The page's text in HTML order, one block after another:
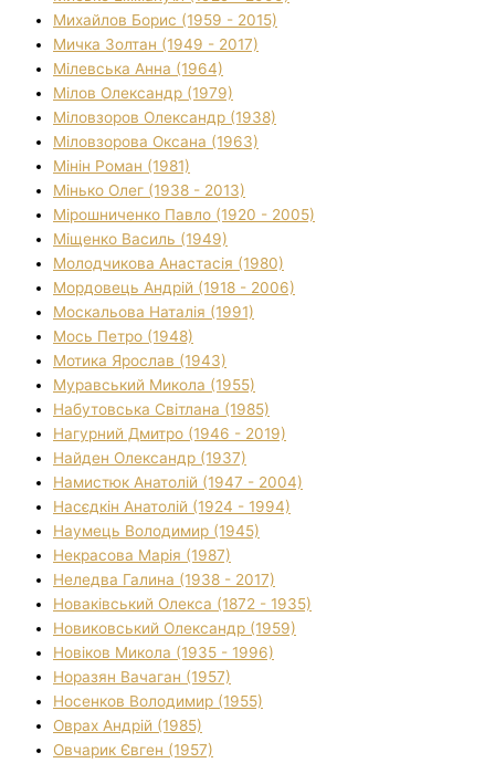
Михайлов Борис (1959 - 2015)
Мичка Золтан (1949 - 2017)
Мілевська Анна (1964)
Мілов Олександр (1979)
Міловзоров Олександр (1938)
Міловзорова Оксана (1963)
Мінін Роман (1981)
Мінько Олег (1938 - 2013)
Мірошниченко Павло (1920 - 2005)
Міщенко Василь (1949)
Молодчикова Анастасія (1980)
Мордовець Андрій (1918 - 2006)
Москальова Наталія (1991)
Мось Петро (1948)
Мотика Ярослав (1943)
Муравський Микола (1955)
Набутовська Світлана (1985)
Нагурний Дмитро (1946 - 2019)
Найден Олександр (1937)
Намистюк Анатолій (1947 - 2004)
Насєдкін Анатолій (1924 - 1994)
Наумець Володимир (1945)
Некрасова Марія (1987)
Неледва Галина (1938 - 2017)
Новаківський Олекса (1872 - 1935)
Новиковський Олександр (1959)
Новіков Микола (1935 - 1996)
Норазян Вачаган (1957)
Носенков Володимир (1955)
Оврах Андрій (1985)
Овчарик Євген (1957)